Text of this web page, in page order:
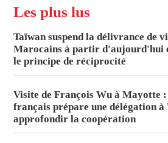
Les plus lus
Taïwan suspend la délivrance de
Marocains à partir d'aujourd'hui
le principe de réciprocité
Visite de François Wu à Mayotte
français prépare une délégation à
approfondir la coopération